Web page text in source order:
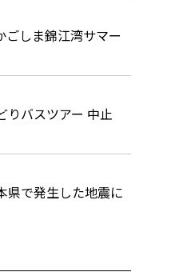
ごしま錦江湾サマー
りバスツアー 中止
県で発生した地震に